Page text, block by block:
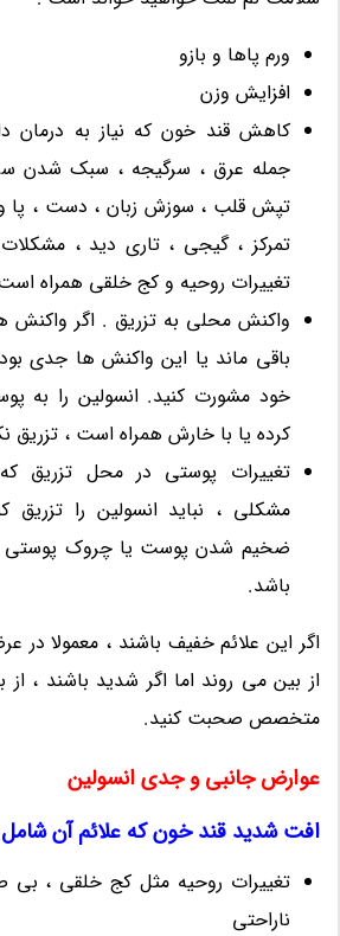
ورم پاها و بازو
افزایش وزن
کاهش قند خون که نیاز به درمان
جمله عرق ، سرگیجه ، سبک شدن سر
تپش قلب ، سوزش زبان ، دست ، پا
تمرکز ، گیجی ، تاری دید ،
تغییرات روحیه و کج خلقی همراه
واکنش محلی به تزریق . اگر واکنش
باقی ماند یا این واکنش ها جدی
خود مشورت کنید. انسولین را به
کرده یا با خارش همراه است ، تزریق
تغییرات پوستی در محل تزریق
مشکلی ، نباید انسولین را تزریق
ضخیم شدن پوست یا چروک پوستی
باشد.
اگر این علائم خفیف باشند ، معمولا در
از بین می روند اما اگر شدید باشند ، از
متخصص صحبت کنید.
عوارض جانبی و جدی انسولین
افت شدید قند خون که علائم آن
تغییرات روحیه مثل کج خلقی ، بی
ناراحتی